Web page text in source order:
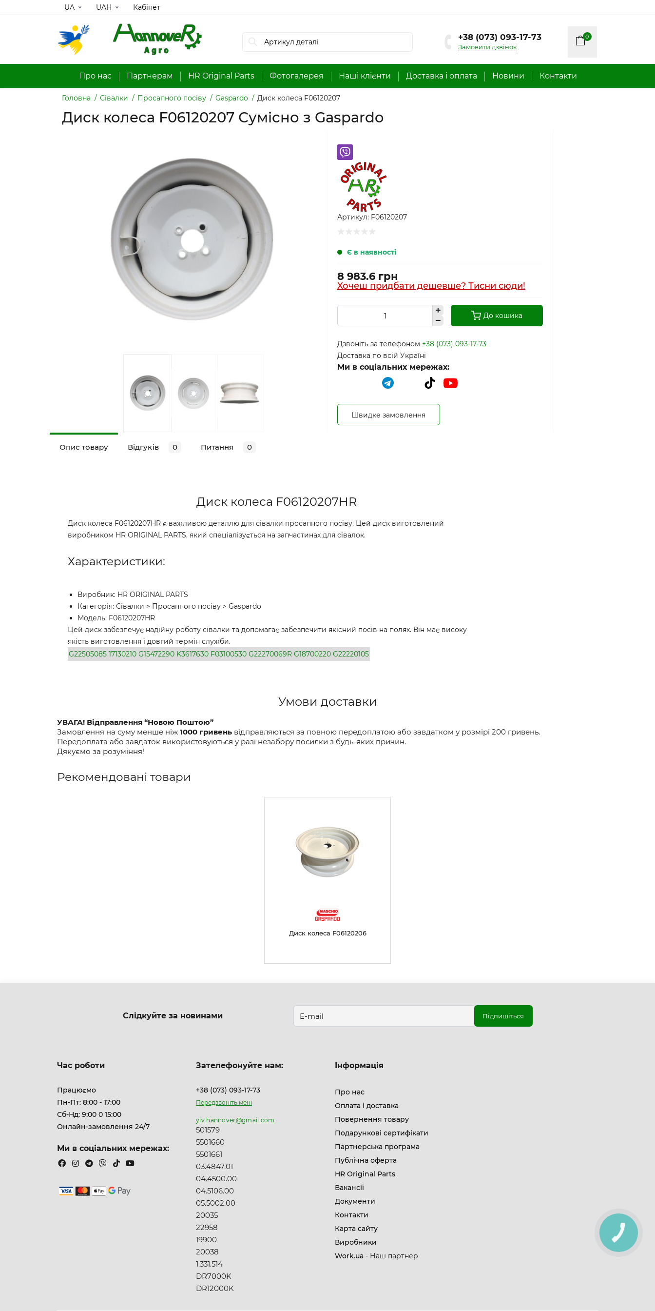
UA UAH Кабінет
+38 (073) 093-17-73
Замовити дзвінок
0
Про нас Партнерам HR Original Parts Фотогалерея Наші клієнти Доставка і оплата Новини Контакти
Головна Сівалки Просапного посіву Gaspardo Диск колеса F06120207
Диск колеса F06120207 Сумісно з Gaspardo
Артикул: F06120207
Є в наявності
8 983.6 грн
Хочеш придбати дешевше? Тисни сюди!
До кошика
Дзвоніть за телефоном +38 (073) 093-17-73
Доставка по всій Україні
Ми в соціальних мережах:
Швидке замовлення
Опис товару Відгуків 0 Питання 0
Диск колеса F06120207HR
Диск колеса F06120207HR є важливою деталлю для сівалки просапного посіву. Цей диск виготовлений
виробником HR ORIGINAL PARTS, який спеціалізується на запчастинах для сівалок.
Характеристики:
Виробник: HR ORIGINAL PARTS
Категорія: Сівалки > Просапного посіву > Gaspardo
Модель: F06120207HR
Цей диск забезпечує надійну роботу сівалки та допомагає забезпечити якісний посів на полях. Він має високу
якість виготовлення і довгий термін служби.
G22505085 17130210 G15472290 K3617630 F03100530 G22270069R G18700220 G22220105
Умови доставки
УВАГА! Відправлення “Новою Поштою”
Замовлення на суму менше ніж 1000 гривень відправляються за повною передоплатою або завдатком у розмірі 200 гривень.
Передоплата або завдаток використовуються у разі незабору посилки з будь-яких причин.
Дякуємо за розуміння!
Рекомендовані товари
Диск колеса F06120206
Слідкуйте за новинами Підпишіться
Час роботи
Працюємо
Пн-Пт: 8:00 - 17:00
Сб-Нд: 9:00 0 15:00
Онлайн-замовлення 24/7
Ми в соціальних мережах:
Зателефонуйте нам:
+38 (073) 093-17-73
Передзвоніть мені
yiv.hannover@gmail.com
501579
5501660
5501661
03.4847.01
04.4500.00
04.5106.00
05.5002.00
20035
22958
19900
20038
1.331.514
DR7000K
DR12000K
Інформація
Про нас
Оплата і доставка
Повернення товару
Подарункові сертифікати
Партнерська програма
Публічна оферта
HR Original Parts
Вакансії
Документи
Контакти
Карта сайту
Виробники
Work.ua - Наш партнер